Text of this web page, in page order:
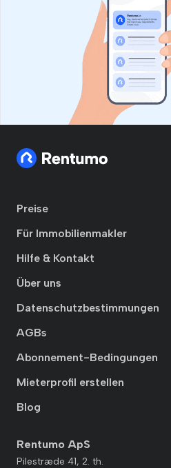
Preise
Für Immobilienmakler
Hilfe & Kontakt
Über uns
Datenschutzbestimmungen
AGBs
Abonnement-Bedingungen
Mieterprofil erstellen
Blog
Rentumo ApS
Pilestræde 41, 2. th.